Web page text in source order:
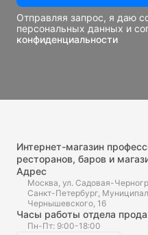
Отправляя запрос, я даю
персональных данных и
конфиденциальности
Интернет-магазин
ресторанов, баров и
Адрес
Москва, ул. Садовая-
Санкт-Петербург,
Чернышевского, 16
Часы работы отдела
Пн-Пт: 9:00-18:00